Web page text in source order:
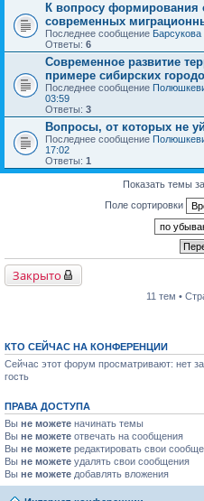
К вопросу формирования
современных
Последнее сообщение
Ответы: 6
Современное развитие
примере сибирских
Последнее сообщение
03:59
Ответы: 3
Вопросы, от которых не
Последнее сообщение
17:02
Ответы: 1
Показать темы
Поле сортировки
Закрыто
11 тем •
КТО СЕЙЧАС НА КОНФЕРЕНЦИИ
Сейчас этот форум просматривают: нет
гость
ПРАВА ДОСТУПА
Вы не можете начинать темы
Вы не можете отвечать на сообщения
Вы не можете редактировать свои
Вы не можете удалять свои сообщения
Вы не можете добавлять вложения